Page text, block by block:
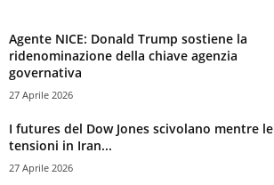
Agente NICE: Donald Trump sostiene la
ridenominazione della chiave agenzia
governativa
27 Aprile 2026
I futures del Dow Jones scivolano mentre le
tensioni in Iran...
27 Aprile 2026